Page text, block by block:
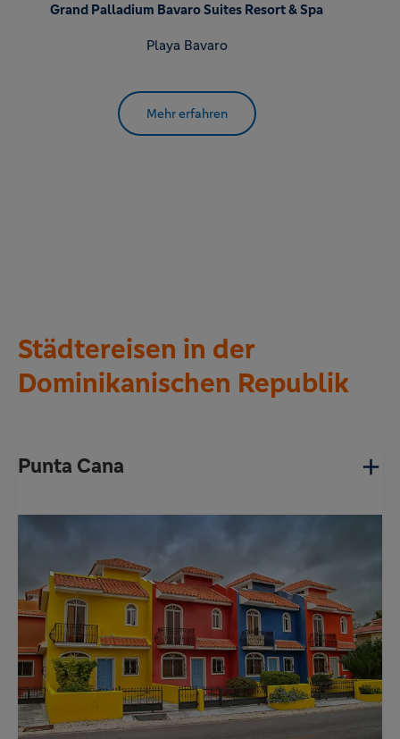
Grand Palladium Bavaro Suites Resort & Spa
Playa Bavaro
Mehr erfahren
Städtereisen in der
Dominikanischen Republik
Punta Cana